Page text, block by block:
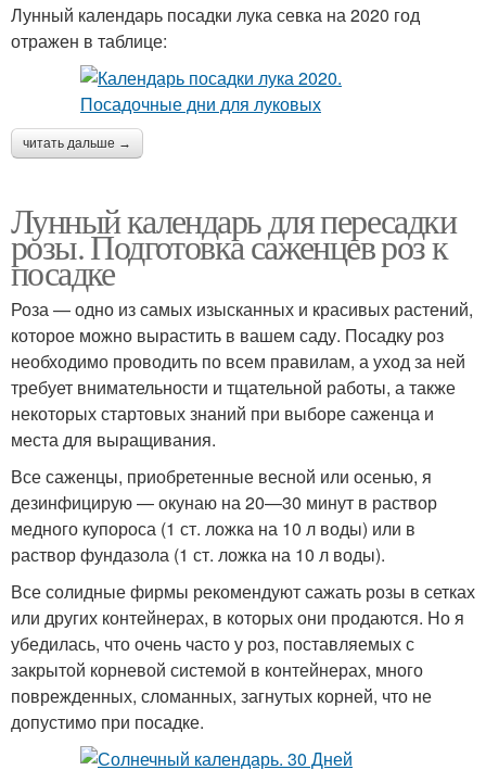
Лунный календарь посадки лука севка на 2020 год
отражен в таблице:
читать дальше →
Лунный календарь для пересадки
розы. Подготовка саженцев роз к
посадке
Роза — одно из самых изысканных и красивых растений,
которое можно вырастить в вашем саду. Посадку роз
необходимо проводить по всем правилам, а уход за ней
требует внимательности и тщательной работы, а также
некоторых стартовых знаний при выборе саженца и
места для выращивания.
Все саженцы, приобретенные весной или осенью, я
дезинфицирую — окунаю на 20—30 минут в раствор
медного купороса (1 ст. ложка на 10 л воды) или в
раствор фундазола (1 ст. ложка на 10 л воды).
Все солидные фирмы рекомендуют сажать розы в сетках
или других контейнерах, в которых они продаются. Но я
убедилась, что очень часто у роз, поставляемых с
закрытой корневой системой в контейнерах, много
поврежденных, сломанных, загнутых корней, что не
допустимо при посадке.